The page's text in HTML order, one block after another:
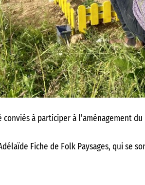
à participer à l’aménagement
Fiche de Folk Paysages, qui se